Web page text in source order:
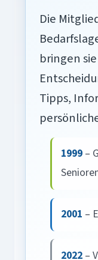
Die
bringen
Tipps,
1999 –
2001 –
2022 –